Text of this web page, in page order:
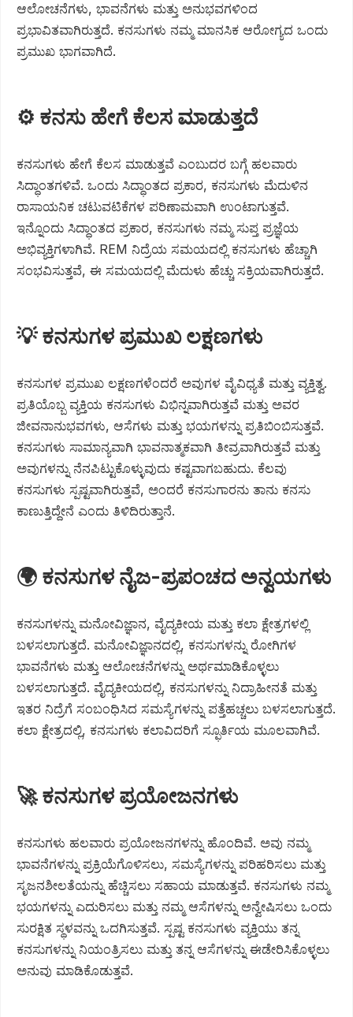
ಆಲೋಚನೆಗಳು, ಭಾವನೆಗಳು ಮತ್ತು ಅನುಭವಗಳಿಂದ
ಪ್ರಭಾವಿತವಾಗಿರುತ್ತದೆ. ಕನಸುಗಳು ನಮ್ಮ ಮಾನಸಿಕ ಆರೋಗ್ಯದ ಒಂದು
ಪ್ರಮುಖ ಭಾಗವಾಗಿದೆ.
⚙️ ಕನಸು ಹೇಗೆ ಕೆಲಸ ಮಾಡುತ್ತದೆ
ಕನಸುಗಳು ಹೇಗೆ ಕೆಲಸ ಮಾಡುತ್ತವೆ ಎಂಬುದರ ಬಗ್ಗೆ ಹಲವಾರು
ಸಿದ್ಧಾಂತಗಳಿವೆ. ಒಂದು ಸಿದ್ಧಾಂತದ ಪ್ರಕಾರ, ಕನಸುಗಳು ಮೆದುಳಿನ
ರಾಸಾಯನಿಕ ಚಟುವಟಿಕೆಗಳ ಪರಿಣಾಮವಾಗಿ ಉಂಟಾಗುತ್ತವೆ.
ಇನ್ನೊಂದು ಸಿದ್ಧಾಂತದ ಪ್ರಕಾರ, ಕನಸುಗಳು ನಮ್ಮ ಸುಪ್ತ ಪ್ರಜ್ಞೆಯ
ಅಭಿವ್ಯಕ್ತಿಗಳಾಗಿವೆ. REM ನಿದ್ರೆಯ ಸಮಯದಲ್ಲಿ ಕನಸುಗಳು ಹೆಚ್ಚಾಗಿ
ಸಂಭವಿಸುತ್ತವೆ, ಈ ಸಮಯದಲ್ಲಿ ಮೆದುಳು ಹೆಚ್ಚು ಸಕ್ರಿಯವಾಗಿರುತ್ತದೆ.
💡 ಕನಸುಗಳ ಪ್ರಮುಖ ಲಕ್ಷಣಗಳು
ಕನಸುಗಳ ಪ್ರಮುಖ ಲಕ್ಷಣಗಳೆಂದರೆ ಅವುಗಳ ವೈವಿಧ್ಯತೆ ಮತ್ತು ವ್ಯಕ್ತಿತ್ವ.
ಪ್ರತಿಯೊಬ್ಬ ವ್ಯಕ್ತಿಯ ಕನಸುಗಳು ವಿಭಿನ್ನವಾಗಿರುತ್ತವೆ ಮತ್ತು ಅವರ
ಜೀವನಾನುಭವಗಳು, ಆಸೆಗಳು ಮತ್ತು ಭಯಗಳನ್ನು ಪ್ರತಿಬಿಂಬಿಸುತ್ತವೆ.
ಕನಸುಗಳು ಸಾಮಾನ್ಯವಾಗಿ ಭಾವನಾತ್ಮಕವಾಗಿ ತೀವ್ರವಾಗಿರುತ್ತವೆ ಮತ್ತು
ಅವುಗಳನ್ನು ನೆನಪಿಟ್ಟುಕೊಳ್ಳುವುದು ಕಷ್ಟವಾಗಬಹುದು. ಕೆಲವು
ಕನಸುಗಳು ಸ್ಪಷ್ಟವಾಗಿರುತ್ತವೆ, ಅಂದರೆ ಕನಸುಗಾರನು ತಾನು ಕನಸು
ಕಾಣುತ್ತಿದ್ದೇನೆ ಎಂದು ತಿಳಿದಿರುತ್ತಾನೆ.
🌍 ಕನಸುಗಳ ನೈಜ-ಪ್ರಪಂಚದ ಅನ್ವಯಗಳು
ಕನಸುಗಳನ್ನು ಮನೋವಿಜ್ಞಾನ, ವೈದ್ಯಕೀಯ ಮತ್ತು ಕಲಾ ಕ್ಷೇತ್ರಗಳಲ್ಲಿ
ಬಳಸಲಾಗುತ್ತದೆ. ಮನೋವಿಜ್ಞಾನದಲ್ಲಿ, ಕನಸುಗಳನ್ನು ರೋಗಿಗಳ
ಭಾವನೆಗಳು ಮತ್ತು ಆಲೋಚನೆಗಳನ್ನು ಅರ್ಥಮಾಡಿಕೊಳ್ಳಲು
ಬಳಸಲಾಗುತ್ತದೆ. ವೈದ್ಯಕೀಯದಲ್ಲಿ, ಕನಸುಗಳನ್ನು ನಿದ್ರಾಹೀನತೆ ಮತ್ತು
ಇತರ ನಿದ್ರೆಗೆ ಸಂಬಂಧಿಸಿದ ಸಮಸ್ಯೆಗಳನ್ನು ಪತ್ತೆಹಚ್ಚಲು ಬಳಸಲಾಗುತ್ತದೆ.
ಕಲಾ ಕ್ಷೇತ್ರದಲ್ಲಿ, ಕನಸುಗಳು ಕಲಾವಿದರಿಗೆ ಸ್ಫೂರ್ತಿಯ ಮೂಲವಾಗಿವೆ.
🚀 ಕನಸುಗಳ ಪ್ರಯೋಜನಗಳು
ಕನಸುಗಳು ಹಲವಾರು ಪ್ರಯೋಜನಗಳನ್ನು ಹೊಂದಿವೆ. ಅವು ನಮ್ಮ
ಭಾವನೆಗಳನ್ನು ಪ್ರಕ್ರಿಯೆಗೊಳಿಸಲು, ಸಮಸ್ಯೆಗಳನ್ನು ಪರಿಹರಿಸಲು ಮತ್ತು
ಸೃಜನಶೀಲತೆಯನ್ನು ಹೆಚ್ಚಿಸಲು ಸಹಾಯ ಮಾಡುತ್ತವೆ. ಕನಸುಗಳು ನಮ್ಮ
ಭಯಗಳನ್ನು ಎದುರಿಸಲು ಮತ್ತು ನಮ್ಮ ಆಸೆಗಳನ್ನು ಅನ್ವೇಷಿಸಲು ಒಂದು
ಸುರಕ್ಷಿತ ಸ್ಥಳವನ್ನು ಒದಗಿಸುತ್ತವೆ. ಸ್ಪಷ್ಟ ಕನಸುಗಳು ವ್ಯಕ್ತಿಯು ತನ್ನ
ಕನಸುಗಳನ್ನು ನಿಯಂತ್ರಿಸಲು ಮತ್ತು ತನ್ನ ಆಸೆಗಳನ್ನು ಈಡೇರಿಸಿಕೊಳ್ಳಲು
ಅನುವು ಮಾಡಿಕೊಡುತ್ತವೆ.